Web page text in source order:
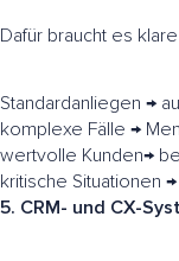
Dafür braucht es
Standardanliegen →
komplexe Fälle →
wertvolle Kunden→
kritische Situationen
5. CRM- und CX-